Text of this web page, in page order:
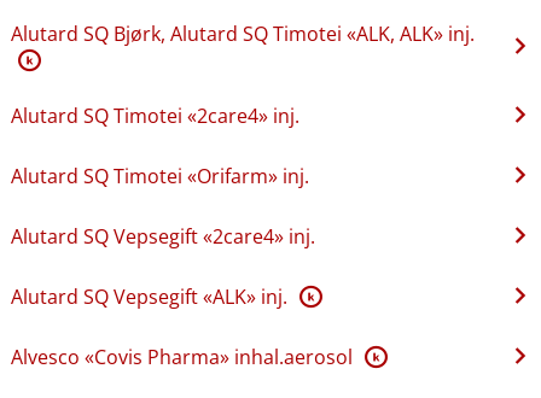
Alutard SQ Bjørk, Alutard SQ Timotei «ALK, ALK» inj.
K
Alutard SQ Timotei «2care4» inj.
Alutard SQ Timotei «Orifarm» inj.
Alutard SQ Vepsegift «2care4» inj.
Alutard SQ Vepsegift «ALK» inj. K
Alvesco «Covis Pharma» inhal.aerosol K